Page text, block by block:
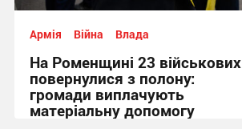
Армія Війна Влада
На Роменщині 23 військових
повернулися з полону:
громади виплачують
матеріальну допомогу